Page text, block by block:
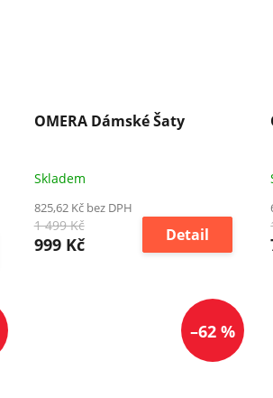
OMERA Dámské Šaty
Skladem
825,62 Kč bez DPH
1 499 Kč
999 Kč Detail
–62 %